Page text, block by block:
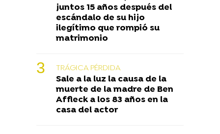
juntos 15 años después del
escándalo de su hijo
ilegítimo que rompió su
matrimonio
TRÁGICA PÉRDIDA
Sale a la luz la causa de la
muerte de la madre de Ben
Affleck a los 83 años en la
casa del actor